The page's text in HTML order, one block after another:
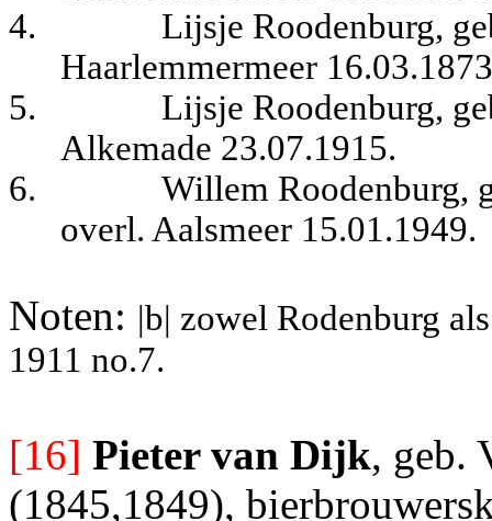
4.
Lijsje Roodenburg,
Haarlemmermeer
5.
Lijsje Roodenburg,
Alkemade 23.07.1915.
6.
Willem Roodenburg,
overl. Aalsmeer 15.01.1949.
Noten: |b| zowel Rodenburg
1911 no.7.
[16] Pieter van Dijk, geb.
(1845,1849),